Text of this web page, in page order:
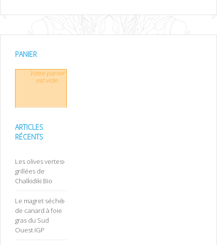
PANIER
Votre panier
est vide.
ARTICLES
RÉCENTS
Les olives vertes
grillées de
Chalkidiki Bio
Le magret séché
de canard à foie
gras du Sud
Ouest IGP